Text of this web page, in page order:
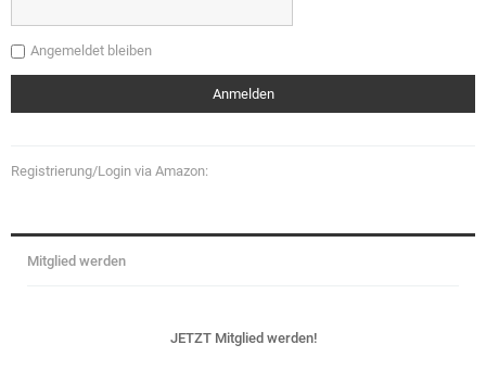
Angemeldet bleiben
Registrierung/Login via Amazon:
Mitglied werden
JETZT Mitglied werden!